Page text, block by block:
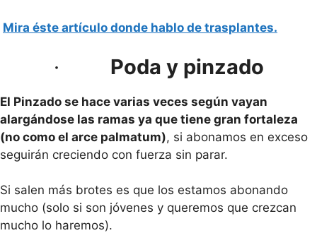
Mira éste artículo donde hablo de trasplantes.
· Poda y pinzado
El Pinzado se hace varias veces según vayan
alargándose las ramas ya que tiene gran fortaleza
(no como el arce palmatum), si abonamos en exceso
seguirán creciendo con fuerza sin parar.
Si salen más brotes es que los estamos abonando
mucho (solo si son jóvenes y queremos que crezcan
mucho lo haremos).